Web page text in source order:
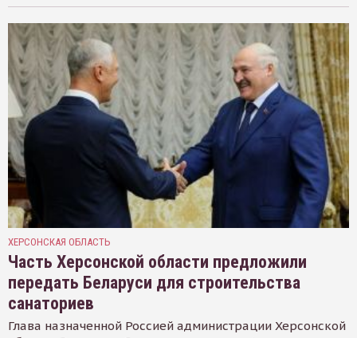
ХЕРСОНСКАЯ ОБЛАСТЬ
Часть Херсонской области предложили
передать Беларуси для строительства
санаториев
Глава назначенной Россией администрации Херсонской